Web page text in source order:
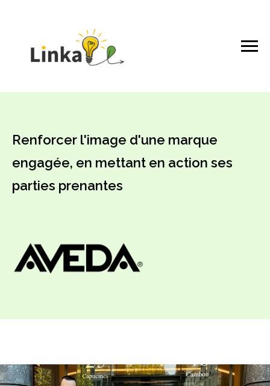
Renforcer l'image d'une marque
engagée, en mettant en action ses
parties prenantes